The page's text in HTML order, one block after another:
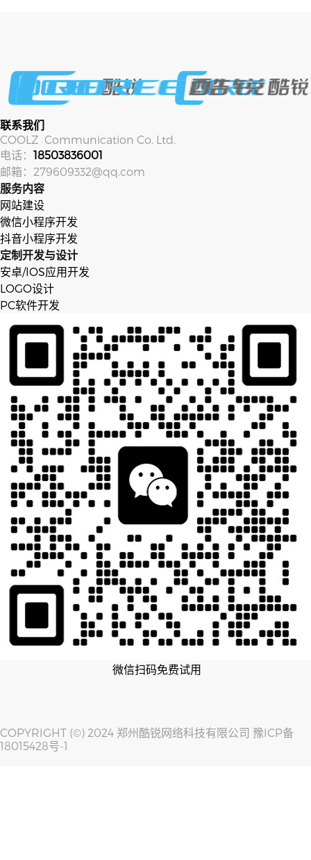
联系我们
COOLZ Com­mu­ni­ca­tion Co. Ltd.
电话： 18503836001
邮箱：279609332@qq.com
服务内容
网站建设
微信小程序开发
抖音小程序开发
定制开发与设计
安卓/IOS应用开发
LOGO设计
PC软件开发
微信扫码免费试用
COPYRIGHT (©) 2024 郑州酷锐网络科技有限公司 豫ICP备
18015428号-1